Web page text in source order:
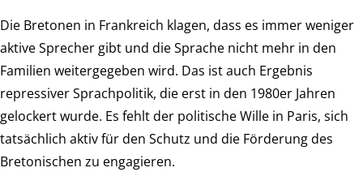
Die Bretonen in Frankreich klagen, dass es immer weniger
aktive Sprecher gibt und die Sprache nicht mehr in den
Familien weitergegeben wird. Das ist auch Ergebnis
repressiver Sprachpolitik, die erst in den 1980er Jahren
gelockert wurde. Es fehlt der politische Wille in Paris, sich
tatsächlich aktiv für den Schutz und die Förderung des
Bretonischen zu engagieren.